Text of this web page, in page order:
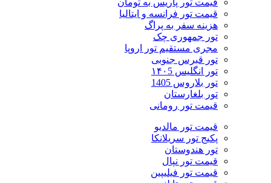
قیمت تور پاریس به تومان
قیمت تور فرانسه و ایتالیا
هزینه سفر به پراگ
تور جمهوری چک
مجری مستقیم تور اروپا
تور قبرس جنوبی
تور انگلیس ۱۴۰5
تور بلاروس 1405
تور بلغارستان
قیمت تور رومانی
قیمت تور مالدیو
پکیج تور سریلانکا
تور هندوستان
قیمت تور نپال
قیمت تور فیلیپین